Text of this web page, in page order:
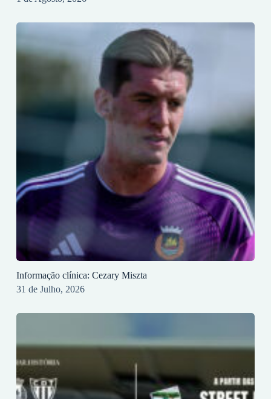
Informação clínica: Cezary Miszta
31 de Julho, 2026